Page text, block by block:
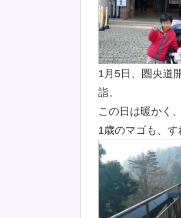
1月5日、圏央道
詣。
この日は暖かく
1歳のマゴも、す